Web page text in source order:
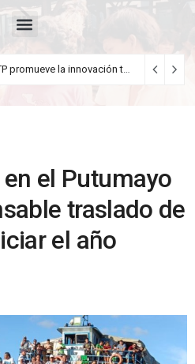
el Putumayo
traslado de
el año